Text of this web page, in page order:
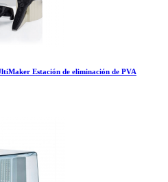
Estación de eliminación de PVA